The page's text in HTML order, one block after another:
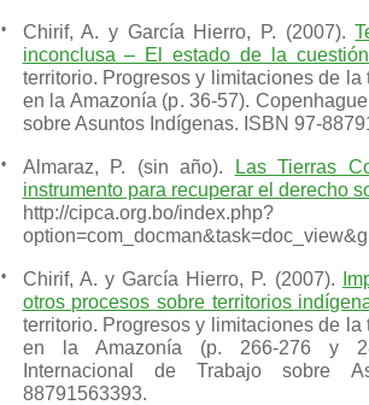
• Chirif, A. y García Hierro, P. (2007).
inconclusa – El estado de la cuestión
territorio. Progresos y limitaciones de
en la Amazonía (p. 36-57).
sobre Asuntos Indígenas. ISBN 97-
• Almaraz, P. (sin año). Las Tierras
instrumento para recuperar el derecho
http://cipca.org.bo/index.php?
• Chirif, A. y García Hierro, P. (2007).
otros procesos sobre territorios
territorio. Progresos y limitaciones de
en la Amazonía (p. 266-276 y
Internacional de Trabajo sobre
88791563393.